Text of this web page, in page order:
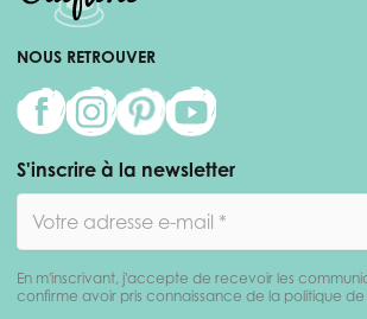
NOUS RETROUVER
S'inscrire à la newsletter
En m'inscrivant, j'accepte de recevoir les
confirme avoir pris connaissance de la politique